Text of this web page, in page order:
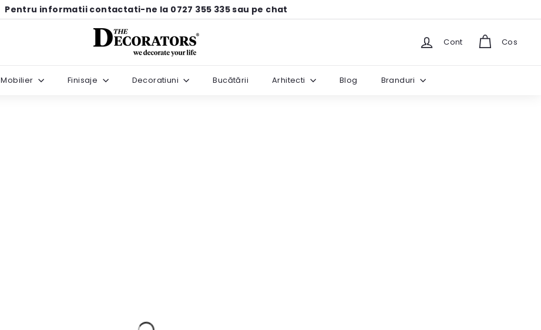
Pause
slideshow
Pentru informatii contactati-ne la 0727 355 335 sau pe chat
T
h
D
Cont Cos
Mobilier Finisaje Decoratiuni Bucătării Arhitecti Blog Branduri